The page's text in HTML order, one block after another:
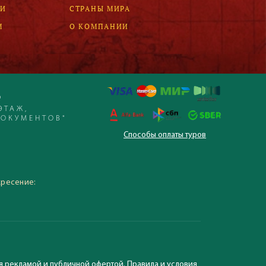
СТРАНЫ МИРА
О КОМПАНИИ
Способы оплаты туров